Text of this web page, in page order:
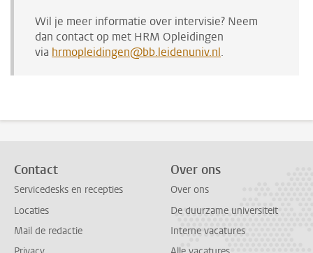
Wil je meer informatie over intervisie? Neem
dan contact op met HRM Opleidingen
via hrmopleidingen@bb.leidenuniv.nl.
Contact
Servicedesks en recepties
Locaties
Mail de redactie
Over ons
Over ons
De duurzame universiteit
Interne vacatures